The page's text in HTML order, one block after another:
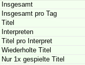
Insgesamt
Insgesamt pro Tag
Titel
Interpreten
Titel pro Interpret
Wiederholte Titel
Nur 1x gespielte Titel